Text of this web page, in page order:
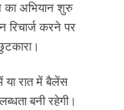
का अभियान शुरु
रिचार्ज करने पर
या रात में बैलेंस
बनी रहेगी।